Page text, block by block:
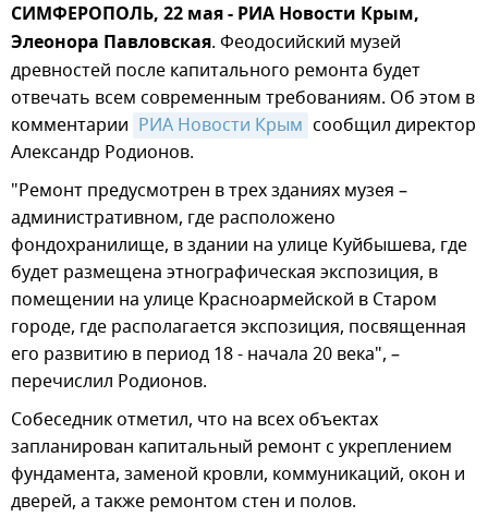
СИМФЕРОПОЛЬ, 22 мая - РИА Новости Крым,
Элеонора Павловская. Феодосийский музей
древностей после капитального ремонта будет
отвечать всем современным требованиям. Об этом в
комментарии РИА Новости Крым сообщил директор
Александр Родионов.
"Ремонт предусмотрен в трех зданиях музея –
административном, где расположено
фондохранилище, в здании на улице Куйбышева, где
будет размещена этнографическая экспозиция, в
помещении на улице Красноармейской в Старом
городе, где располагается экспозиция, посвященная
его развитию в период 18 - начала 20 века", –
перечислил Родионов.
Собеседник отметил, что на всех объектах
запланирован капитальный ремонт с укреплением
фундамента, заменой кровли, коммуникаций, окон и
дверей, а также ремонтом стен и полов.